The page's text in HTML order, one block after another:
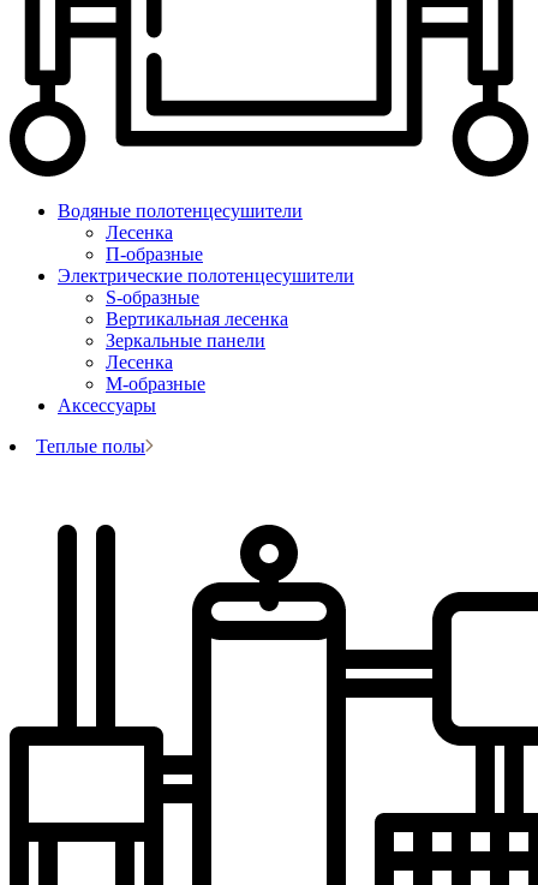
Водяные полотенцесушители
Лесенка
П-образные
Электрические полотенцесушители
S-образные
Вертикальная лесенка
Зеркальные панели
Лесенка
М-образные
Аксессуары
Теплые полы